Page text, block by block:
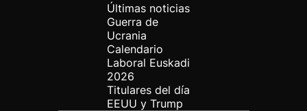
Últimas noticias
Guerra de
Ucrania
Calendario
Laboral Euskadi
2026
Titulares del día
EEUU y Trump